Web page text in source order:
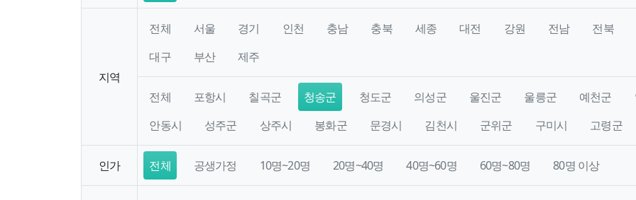
지역
전체 서울 경기 인천 충남 충북 세종 대전 강원 전남
전북
대구
부산 제주
전체 포항시 칠곡군 청송군 청도군 의성군 울진군 울릉군 예천군
안동시
성주군 상주시 봉화군 문경시 김천시 군위군 구미시 고령군
인가 전체 공생가정 10명~20명 20명~40명 40명~60명 60명~80명 80명 이상